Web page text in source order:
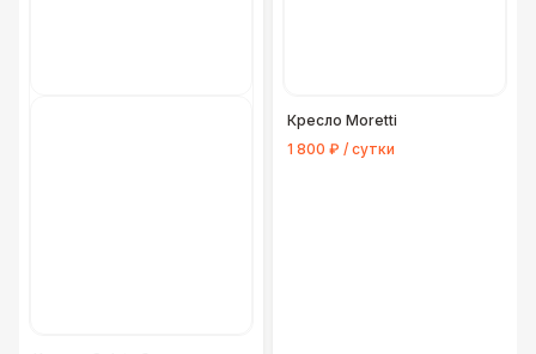
Кресло Moretti
1 800 ₽ / сутки